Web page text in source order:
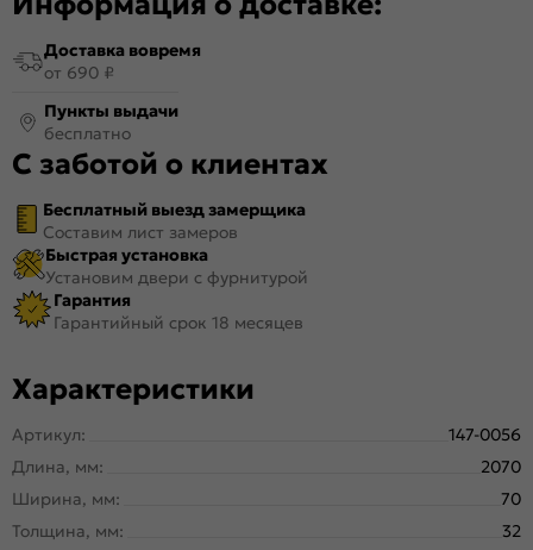
Доставка вовремя
от 690 ₽
Пункты выдачи
бесплатно
С заботой о клиентах
Бесплатный выезд замерщика
Составим лист замеров
Быстрая установка
Установим двери с фурнитурой
Гарантия
Гарантийный срок 18 месяцев
Характеристики
Артикул:
147-0056
Длина, мм:
2070
Ширина, мм:
70
Толщина, мм:
32